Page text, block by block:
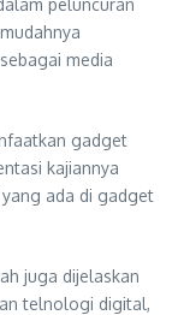
media
gadget
kajiannya
ada di gadget
juga dijelaskan
telnologi digital,